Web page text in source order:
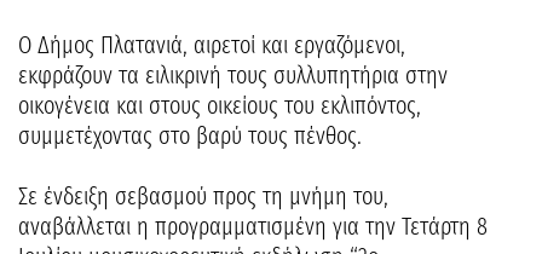
Ο Δήμος Πλατανιά, αιρετοί και εργαζόμενοι,
εκφράζουν τα ειλικρινή τους συλλυπητήρια στην
οικογένεια και στους οικείους του εκλιπόντος,
συμμετέχοντας στο βαρύ τους πένθος.
Σε ένδειξη σεβασμού προς τη μνήμη του,
αναβάλλεται η προγραμματισμένη για την Τετάρτη 8